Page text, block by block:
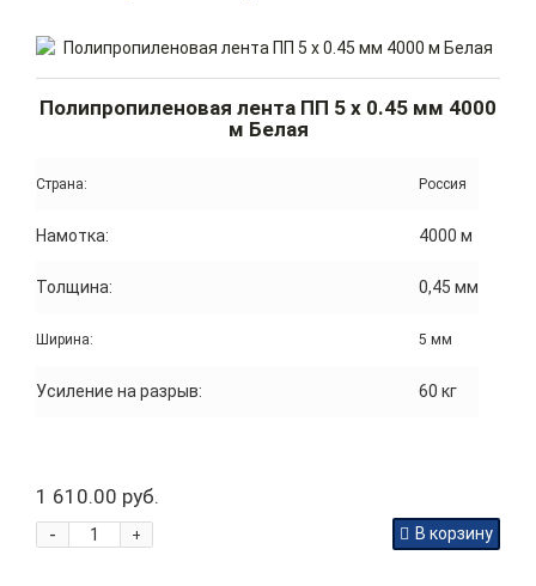
Полипропиленовая лента ПП 5 x 0.45 мм 4000
м Белая
Страна: Россия
Намотка: 4000 м
Толщина: 0,45 мм
Ширина: 5 мм
Усиление на разрыв: 60 кг
1 610.00 руб.
+
- В корзину